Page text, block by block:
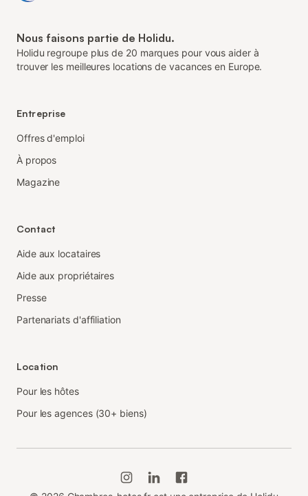
Nous faisons partie de Holidu.
Holidu regroupe plus de 20 marques pour vous aider à
trouver les meilleures locations de vacances en Europe.
Entreprise
Offres d'emploi
À propos
Magazine
Contact
Aide aux locataires
Aide aux propriétaires
Presse
Partenariats d'affiliation
Location
Pour les hôtes
Pour les agences (30+ biens)